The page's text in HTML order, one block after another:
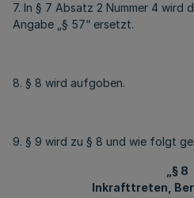
7. In § 7 Absatz 2 Nummer 4 wird
Angabe „§ 57“ ersetzt.
8. § 8 wird aufgoben.
9. § 9 wird zu § 8 und wie folgt
„§ 8
Inkrafttreten,